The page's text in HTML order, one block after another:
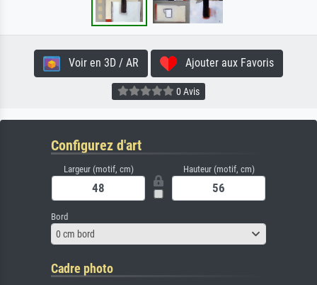
Voir en 3D / AR Ajouter aux Favoris
0 Avis
Configurez d'art
Largeur (motif, cm) Hauteur (motif, cm)
Bord
0 cm bord
Cadre photo